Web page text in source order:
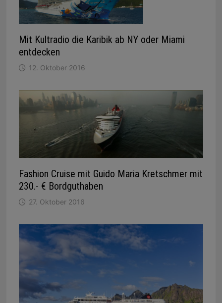
Mit Kultradio die Karibik ab NY oder Miami
entdecken
12. Oktober 2016
Fashion Cruise mit Guido Maria Kretschmer mit
230.- € Bordguthaben
27. Oktober 2016